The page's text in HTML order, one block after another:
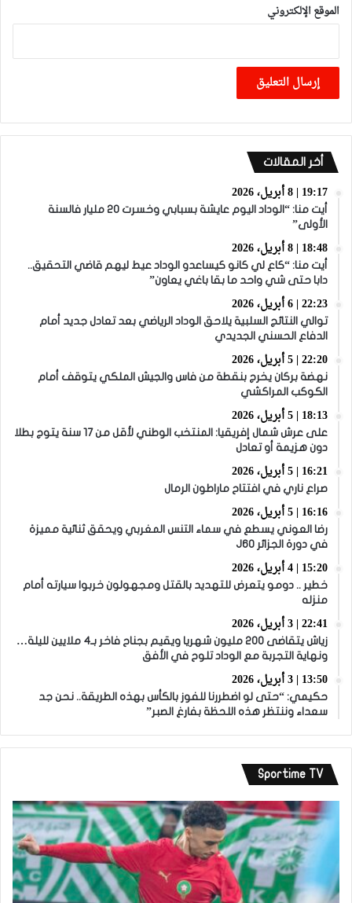
الموقع الإلكتروني
أخر المقالات
19:17 | 8 أبريل، 2026
أيت منا: “الوداد اليوم عايشة بسبابي وخسرت 20 مليار فالسنة
الأولى”
18:48 | 8 أبريل، 2026
أيت منا: “كاع لي كانو كيساعدو الوداد عيط ليهم قاضي التحقيق..
دابا حتى شي واحد ما بقا باغي يعاون”
22:23 | 6 أبريل، 2026
توالي النتائج السلبية يلاحق الوداد الرياضي بعد تعادل جديد أمام
الدفاع الحسني الجديدي
22:20 | 5 أبريل، 2026
نهضة بركان يخرج بنقطة من فاس والجيش الملكي يتوقف أمام
الكوكب المراكشي
18:13 | 5 أبريل، 2026
على عرش شمال إفريقيا: المنتخب الوطني لأقل من 17 سنة يتوج بطلا
دون هزيمة أو تعادل
16:21 | 5 أبريل، 2026
صراع ناري في افتتاح ماراطون الرمال
16:16 | 5 أبريل، 2026
رضا العوني يسطع في سماء التنس المغربي ويحقق ثنائية مميزة
في دورة الجزائر J60
15:20 | 4 أبريل، 2026
خطير .. دومو يتعرض للتهديد بالقتل ومجهولون خربوا سيارته أمام
منزله
22:41 | 3 أبريل، 2026
زياش يتقاضى 200 مليون شهريا ويقيم بجناح فاخر بـ4 ملايين لليلة…
ونهاية التجربة مع الوداد تلوح في الأفق
13:50 | 3 أبريل، 2026
حكيمي: “حتى لو اضطررنا للفوز بالكأس بهذه الطريقة.. نحن جد
سعداء وننتظر هذه اللحظة بفارغ الصبر”
Sportime TV